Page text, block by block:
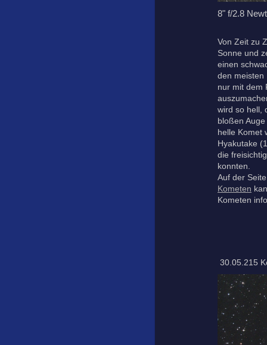
8" f/2.8
Von Zeit zu
Sonne und
einen
den meisten
nur mit dem
wird so hell,
bloßen
helle Komet
Hyakutake
die
konnten.
Auf der
Kometen
Kometen
30.05.215